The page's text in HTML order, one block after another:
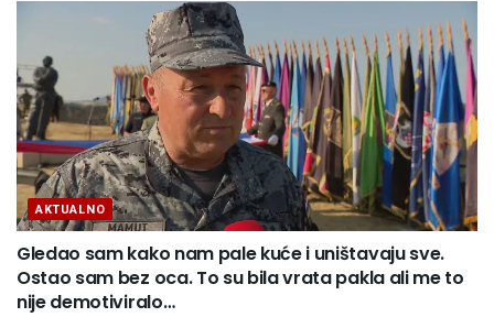
AKTUALNO
Gledao sam kako nam pale kuće i uništavaju sve.
Ostao sam bez oca. To su bila vrata pakla ali me to
nije demotiviralo…